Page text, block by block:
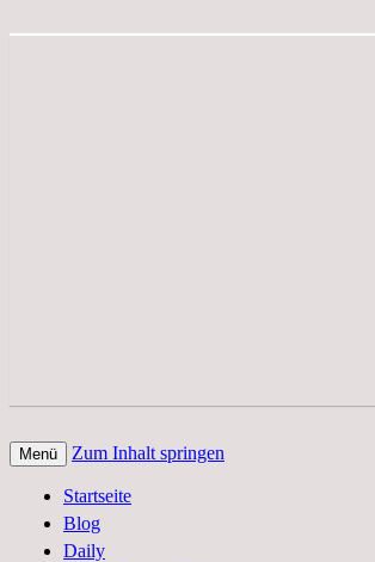
Paettkes News
Welt auf einen Blick.
und Geschichten aus dem
Menü Zum Inhalt springen
Startseite
Blog
Daily